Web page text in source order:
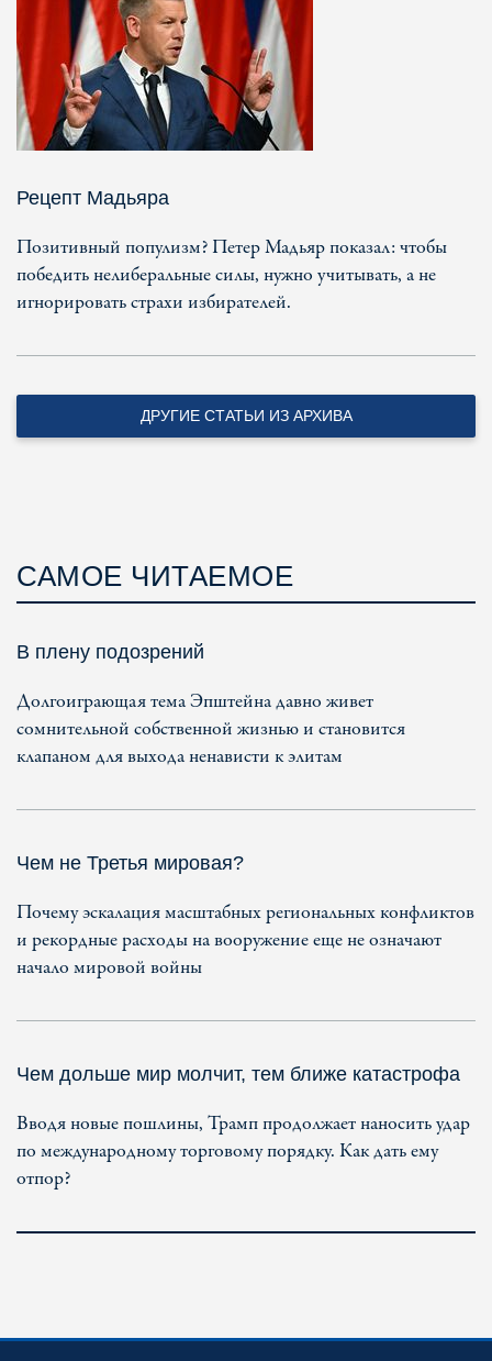
Рецепт Мадьяра
Позитивный популизм? Петер Мадьяр показал: чтобы
победить нелиберальные силы, нужно учитывать, а не
игнорировать страхи избирателей.
ДРУГИЕ СТАТЬИ ИЗ АРХИВА
САМОЕ ЧИТАЕМОЕ
В плену подозрений
Долгоиграющая тема Эпштейна давно живет
сомнительной собственной жизнью и становится
клапаном для выхода ненависти к элитам
Чем не Третья мировая?
Почему эскалация масштабных региональных конфликтов
и рекордные расходы на вооружение еще не означают
начало мировой войны
Чем дольше мир молчит, тем ближе катастрофа
Вводя новые пошлины, Трамп продолжает наносить удар
по международному торговому порядку. Как дать ему
отпор?